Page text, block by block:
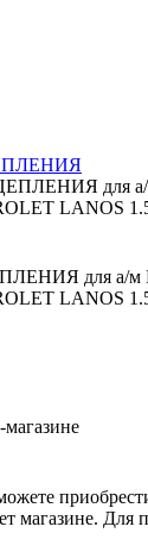
для а/
LANOS
для а/м
LANOS
магазине. Для